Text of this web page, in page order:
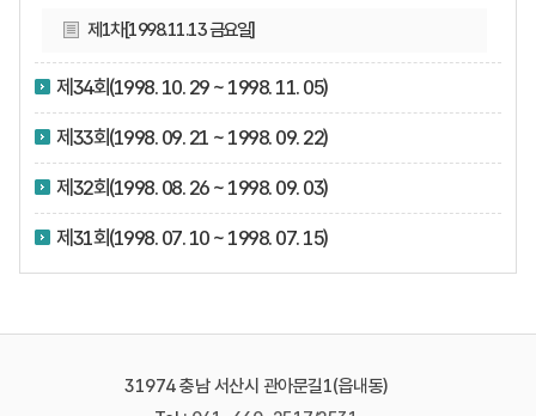
제1차[1998.11.13 금요일]
제34회(1998. 10. 29 ~ 1998. 11. 05)
제33회(1998. 09. 21 ~ 1998. 09. 22)
제32회(1998. 08. 26 ~ 1998. 09. 03)
제31회(1998. 07. 10 ~ 1998. 07. 15)
31974 충남 서산시 관아문길1(읍내동)